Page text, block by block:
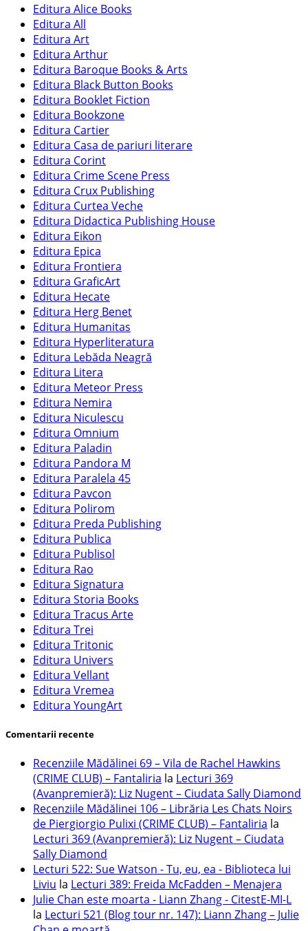
Editura Alice Books
Editura All
Editura Art
Editura Arthur
Editura Baroque Books & Arts
Editura Black Button Books
Editura Booklet Fiction
Editura Bookzone
Editura Cartier
Editura Casa de pariuri literare
Editura Corint
Editura Crime Scene Press
Editura Crux Publishing
Editura Curtea Veche
Editura Didactica Publishing House
Editura Eikon
Editura Epica
Editura Frontiera
Editura GraficArt
Editura Hecate
Editura Herg Benet
Editura Humanitas
Editura Hyperliteratura
Editura Lebăda Neagră
Editura Litera
Editura Meteor Press
Editura Nemira
Editura Niculescu
Editura Omnium
Editura Paladin
Editura Pandora M
Editura Paralela 45
Editura Pavcon
Editura Polirom
Editura Preda Publishing
Editura Publica
Editura Publisol
Editura Rao
Editura Signatura
Editura Storia Books
Editura Tracus Arte
Editura Trei
Editura Tritonic
Editura Univers
Editura Vellant
Editura Vremea
Editura YoungArt
Comentarii recente
Recenziile Mădălinei 69 – Vila de Rachel Hawkins
(CRIME CLUB) – Fantaliria la Lecturi 369
(Avanpremieră): Liz Nugent – Ciudata Sally Diamond
Recenziile Mădălinei 106 – Librăria Les Chats Noirs
de Piergiorgio Pulixi (CRIME CLUB) – Fantaliria la
Lecturi 369 (Avanpremieră): Liz Nugent – Ciudata
Sally Diamond
Lecturi 522: Sue Watson - Tu, eu, ea - Biblioteca lui
Liviu la Lecturi 389: Freida McFadden – Menajera
Julie Chan este moarta - Liann Zhang - CitestE-MI-L
la Lecturi 521 (Blog tour nr. 147): Liann Zhang – Julie